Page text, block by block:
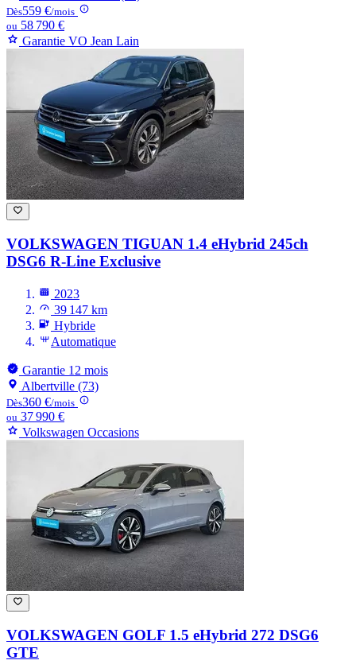
Dès559 €/mois
ou 58 790 €
Garantie VO Jean Lain
VOLKSWAGEN TIGUAN 1.4 eHybrid 245ch
DSG6 R-Line Exclusive
2023
39 147 km
Hybride
Automatique
Garantie 12 mois
Albertville (73)
Dès360 €/mois
ou 37 990 €
Volkswagen Occasions
VOLKSWAGEN GOLF 1.5 eHybrid 272 DSG6
GTE